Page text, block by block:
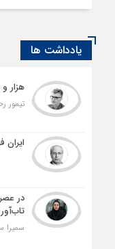
یادداشت ها
هزار
تیمور
ایران
در
سمیرا